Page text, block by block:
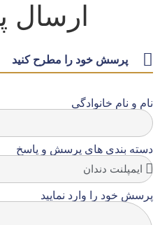
پرسش خود را مطرح کنید
نام و نام خانوادگی
دسته بندی های پرسش و پاسخ
پرسش خود را وارد نمایید